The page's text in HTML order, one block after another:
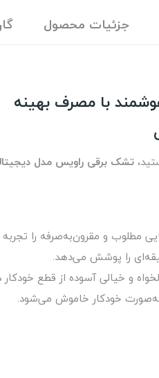
جزئیات محصول
با مصرف بهینه
تشک برقی راویس مدل
مطلوب و مقرون‌به‌صرفه را تجربه
را پوشش می‌دهد.
و خیالی آسوده از قطع
خودکار خاموش می‌شود.